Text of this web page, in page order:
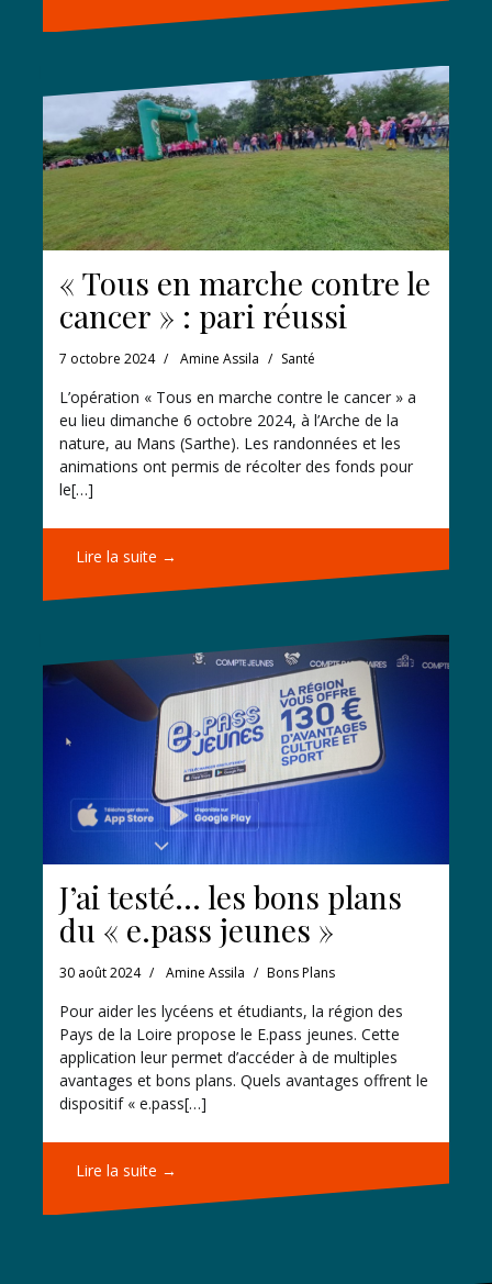
« Tous en marche contre le
cancer » : pari réussi
7 octobre 2024 Amine Assila Santé
L’opération « Tous en marche contre le cancer » a
eu lieu dimanche 6 octobre 2024, à l’Arche de la
nature, au Mans (Sarthe). Les randonnées et les
animations ont permis de récolter des fonds pour
le[…]
Lire la suite →
J’ai testé… les bons plans
du « e.pass jeunes »
30 août 2024 Amine Assila Bons Plans
Pour aider les lycéens et étudiants, la région des
Pays de la Loire propose le E.pass jeunes. Cette
application leur permet d’accéder à de multiples
avantages et bons plans. Quels avantages offrent le
dispositif « e.pass[…]
Lire la suite →